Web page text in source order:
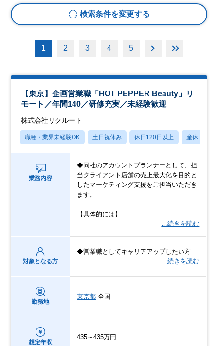
検索条件を変更する
1 2 3 4 5
【東京】企画営業職「HOT PEPPER Beauty」リ
モート／年間140／研修充実／未経験歓迎
株式会社リクルート
職種・業界未経験OK 土日祝休み 休日120日以上 産休・育休
業務内容
◆同社のアカウントプランナーとして、担
当クライアント店舗の売上最大化を目的と
したマーケティング支援をご担当いただき
ます。
【具体的には】
…続きを読む
対象となる方
◆営業職としてキャリアアップしたい方
…続きを読む
勤務地
東京都 全国
想定年収
435～435万円